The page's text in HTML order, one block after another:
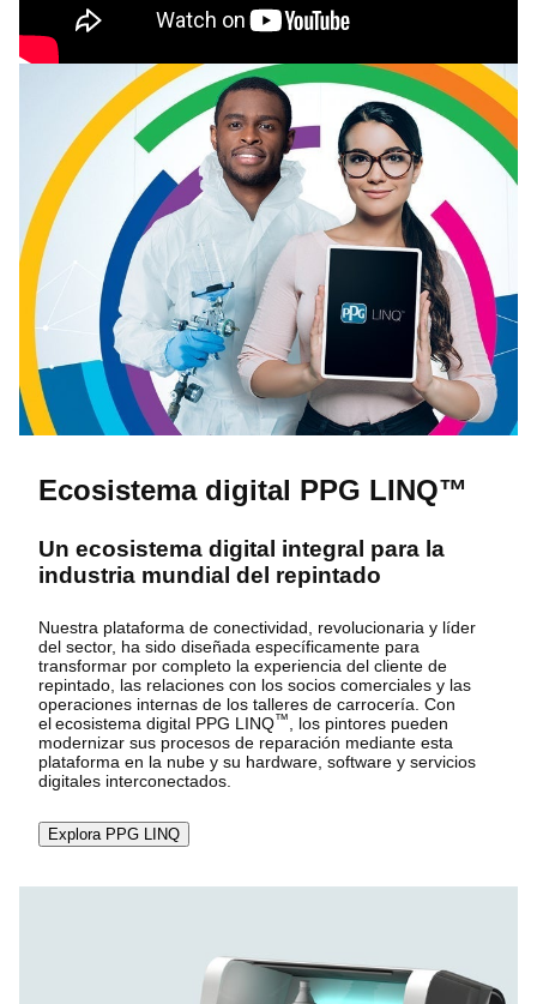
Ecosistema digital PPG LINQ™
Un ecosistema digital integral para la
industria mundial del repintado
Nuestra plataforma de conectividad, revolucionaria y líder
del sector, ha sido diseñada específicamente para
transformar por completo la experiencia del cliente de
repintado, las relaciones con los socios comerciales y las
operaciones internas de los talleres de carrocería. Con
el ecosistema digital PPG LINQ™, los pintores pueden
modernizar sus procesos de reparación mediante esta
plataforma en la nube y su hardware, software y servicios
digitales interconectados.
Explora PPG LINQ